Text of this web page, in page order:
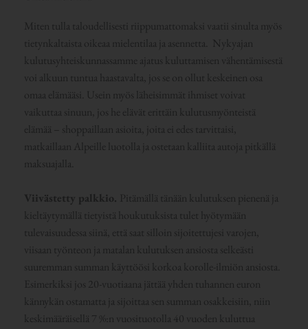
Miten tulla taloudellisesti riippumattomaksi vaatii sinulta myös
tietynkaltaista oikeaa mielentilaa ja asennetta. Nykyajan
kulutusyhteiskunnassamme ajatus kuluttamisen vähentämisestä
voi alkuun tuntua haastavalta, jos se on ollut keskeinen osa
omaa elämääsi. Usein myös läheisimmät ihmiset voivat
vaikuttaa sinuun, jos he elävät erittäin kulutusmyönteistä
elämää – shoppaillaan asioita, joita ei edes tarvittaisi,
matkaillaan Alpeille luotolla ja ostetaan kalliita autoja pitkällä
maksuajalla.
Viivästetty palkkio. Pitämällä tänään kulutuksen pienenä ja
kieltäytymällä tietyistä houkutuksista tulet hyötymään
tulevaisuudessa siinä, että saat silloin sijoitettujesi varojen,
viisaan työnteon ja matalan kulutuksen ansiosta selkeästi
suuremman summan käyttöösi korkoa korolle-ilmiön ansiosta.
Esimerkiksi jos 20-vuotiaana jättää yhden tuhannen euron
kännykän ostamatta ja sijoittaa sen summan osakkeisiin, niin
keskimääräisellä 7 %:n vuosituotolla 40 vuoden kuluttua